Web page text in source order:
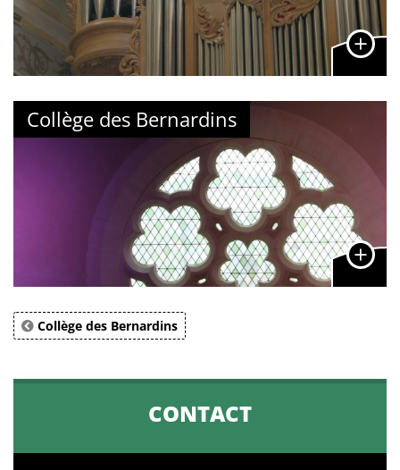
Collège des Bernardins
Collège des Bernardins
CONTACT